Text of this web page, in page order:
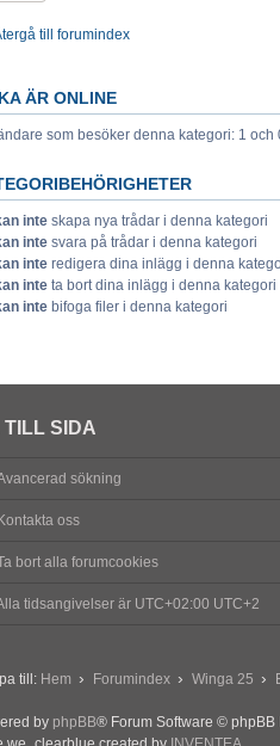
till forumindex
ÄR ONLINE
som besöker denna kategori: 1 och
inte skapa nya trådar i denna kategori
inte svara på trådar i denna kategori
inte redigera dina inlägg i denna
inte ta bort dina inlägg i denna kategori
inte bifoga filer i denna kategori
TILL SIDA
sökning
Kontakta oss
bort alla forumcookies
tidsangivelser är UTC+02:00 UTC+2
till: Hem Forumindex Winga 25
by phpBB® Forum Software © phpBB